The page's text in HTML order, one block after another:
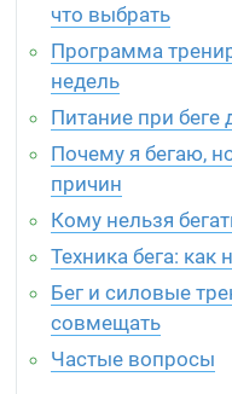
что выбрать
Программа
недель
Питание при беге
Почему я бегаю,
причин
Кому нельзя
Техника бега: как
Бег и силовые
совмещать
Частые вопросы